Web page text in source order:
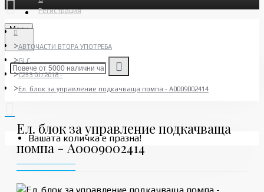
Регистрация
Menu
Вашата количка е празна!
АВТОЧАСТИ ВТОРА УПОТРЕБА
GLC
C253 01/2018 -
Ел. блок за управление подкачваща помпа - A0009002414
Ел. блок за управление подкачваща
помпа - A0009002414